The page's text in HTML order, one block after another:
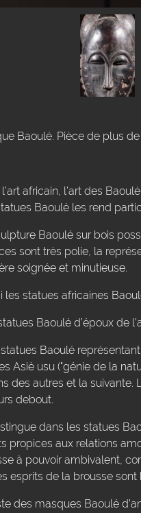
Baoulé. Pièce de plus
l’art africain, l’art des
Baoulé les rend
Baoulé sur bois
sont très polie, la
soignée et minutieuse.
les statues africaines
Baoulé d’époux de
statues Baoulé
Asiè usu ("génie de la
des autres et la suivante.
debout.
dans les statues
propices aux relations
à pouvoir ambivalent,
esprits de la brousse
des masques Baoulé